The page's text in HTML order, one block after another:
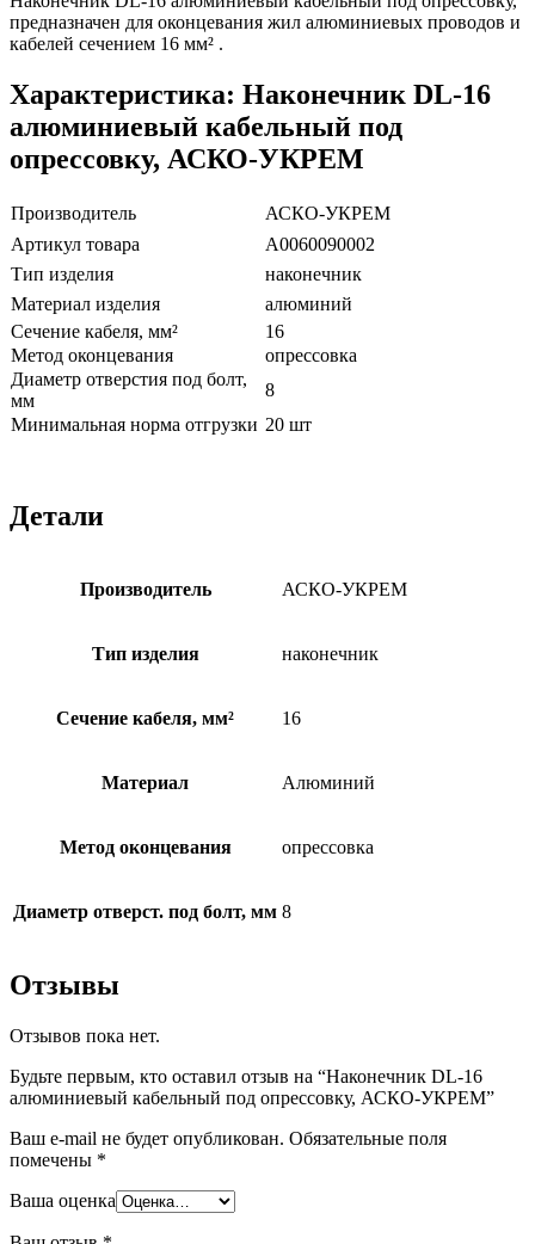
предназначен для оконцевания жил алюминиевых проводов и
кабелей сечением 16 мм² .
Характеристика: Наконечник DL-16
алюминиевый кабельный под
опрессовку, АСКО-УКРЕМ
Производитель
АСКО-УКРЕМ
Артикул товара
A0060090002
Тип изделия
наконечник
Материал изделия
алюминий
Сечение кабеля, мм²
16
Метод оконцевания
опрессовка
Диаметр отверстия под болт,
мм
8
Минимальная норма отгрузки 20 шт
Детали
Производитель АСКО-УКРЕМ
Тип изделия наконечник
Сечение кабеля, мм² 16
Материал Алюминий
Метод оконцевания опрессовка
Диаметр отверст. под болт, мм 8
Отзывы
Отзывов пока нет.
Будьте первым, кто оставил отзыв на “Наконечник DL-16
алюминиевый кабельный под опрессовку, АСКО-УКРЕМ”
Ваш e-mail не будет опубликован. Обязательные поля
помечены *
Ваша оценка